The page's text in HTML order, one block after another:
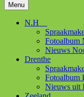
Menu
N.H
Fotoalbum
Nieuws
Drenthe
Fotoalbum
Nieuws uit